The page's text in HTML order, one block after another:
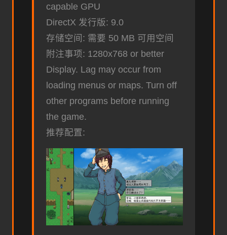
capable GPU
DirectX 发行版: 9.0
存储空间: 需要 50 MB 可用空间
附注事项: 1280x768 or better
Display. Lag may occur from
loading menus or maps. Turn off
other programs before running
the game.
推荐配置: